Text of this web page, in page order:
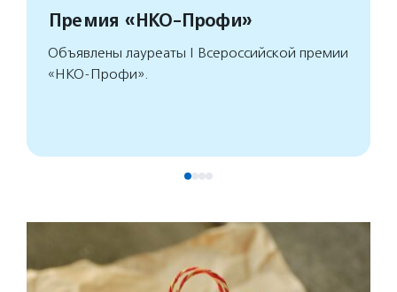
Премия «НКО-Профи»
Объявлены лауреаты I Всероссийской премии
«НКО-Профи».